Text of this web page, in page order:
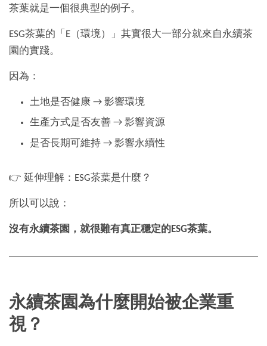
茶葉就是一個很典型的例子。
ESG茶葉的「E（環境）」其實很大一部分就來自永續茶
園的實踐。
因為：
土地是否健康 → 影響環境
生產方式是否友善 → 影響資源
是否長期可維持 → 影響永續性
👉 延伸理解：ESG茶葉是什麼？
所以可以說：
沒有永續茶園，就很難有真正穩定的ESG茶葉。
永續茶園為什麼開始被企業重
視？